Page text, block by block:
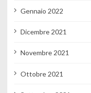
Gennaio 2022
Dicembre 2021
Novembre 2021
Ottobre 2021